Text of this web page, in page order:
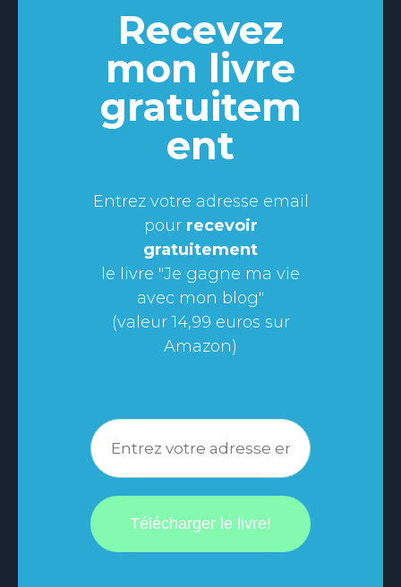
Recevez
mon livre
gratuitem
ent
​Entrez votre adresse email
pour recevoir
gratuitement
le livre "Je gagne ma vie
avec mon blog"
(valeur 14,99 euros sur
Amazon)
Télécharger le livre!